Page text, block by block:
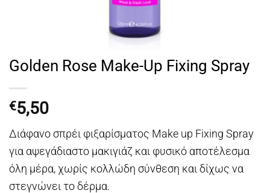
Golden Rose Make-Up Fixing Spray
€5,50
Διάφανο σπρέι φιξαρίσματος Make up Fixing Spray
για αψεγάδιαστο μακιγιάζ και φυσικό αποτέλεσμα
όλη μέρα, χωρίς κολλώδη σύνθεση και δίχως να
στεγνώνει το δέρμα.